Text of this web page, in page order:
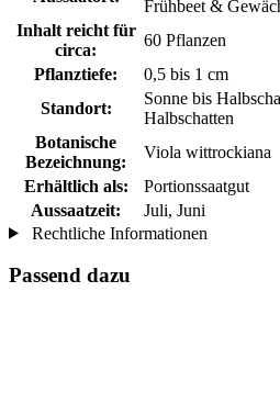
Frühbeet &
Inhalt reicht für
circa:
60 Pflanzen
Pflanztiefe:
0,5 bis 1 cm
Standort:
Sonne bis
Halbschatten
Botanische
Bezeichnung:
Viola wittrockiana
Erhältlich als:
Portionssaatgut
Aussaatzeit:
Juli, Juni
Rechtliche Informationen
Passend dazu